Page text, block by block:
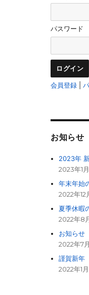
パスワード
会員登録|
お知らせ
2023年
2023年1
年末年始
2022年12
夏季休暇
2022年8
お知らせ
2022年7
謹賀新年
2022年1月